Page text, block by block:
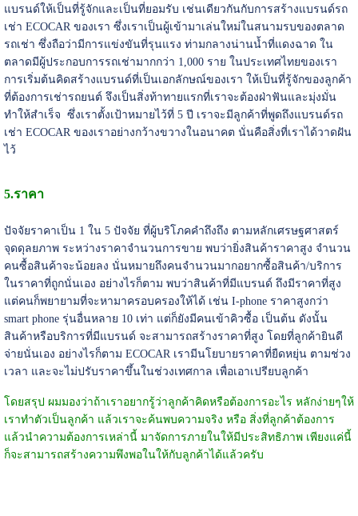
แบรนด์ให้เป็นที่รู้จักและเป็นที่ยอมรับ เช่นเดียวกันกับการสร้างแบรนด์รถ
เช่า ECOCAR ของเรา ซึ่งเราเป็นผู้เข้ามาเล่นใหม่ในสนามรบของตลาด
รถเช่า ซึ่งถือว่ามีการแข่งขันที่รุนแรง ท่ามกลางน่านน้ำที่แดงฉาด ใน
ตลาดมีผู้ประกอบการรถเช่ามากกว่า 1,000 ราย ในประเทศไทยของเรา
การเริ่มต้นคิดสร้างแบรนด์ที่เป็นเอกลักษณ์ของเรา ให้เป็นที่รู้จักของลูกค้า
ที่ต้องการเช่ารถยนต์ จึงเป็นสิ่งท้าทายแรกที่เราจะต้องฝ่าฟันและมุ่งมั่น
ทำให้สำเร็จ ซึ่งเราตั้งเป้าหมายไว้ที่ 5 ปี เราจะมีลูกค้าที่พูดถึงแบรนด์รถ
เช่า ECOCAR ของเราอย่างกว้างขวางในอนาคต นั่นคือสิ่งที่เราได้วาดฝัน
ไว้
5.ราคา
ปัจจัยราคาเป็น 1 ใน 5 ปัจจัย ที่ผู้บริโภคคำถึงถึง ตามหลักเศรษฐศาสตร์
จุดดุลยภาพ ระหว่างราคาจำนวนการขาย พบว่ายิ่งสินค้าราคาสูง จำนวน
คนซื้อสินค้าจะน้อยลง นั่นหมายถึงคนจำนวนมากอยากซื้อสินค้า/บริการ
ในราคาที่ถูกนั่นเอง อย่างไรก็ตาม พบว่าสินค้าที่มีแบรนด์ ถึงมีราคาที่สูง
แต่คนก็พยายามที่จะหามาครอบครองให้ได้ เช่น I-phone ราคาสูงกว่า
smart phone รุ่นอื่นหลาย 10 เท่า แต่ก็ยังมีคนเข้าคิวซื้อ เป็นต้น ดังนั้น
สินค้าหรือบริการที่มีแบรนด์ จะสามารถสร้างราคาที่สูง โดยที่ลูกค้ายินดี
จ่ายนั่นเอง อย่างไรก็ตาม ECOCAR เรามีนโยบายราคาที่ยืดหยุ่น ตามช่วง
เวลา และจะไม่ปรับราคาขึ้นในช่วงเทศกาล เพื่อเอาเปรียบลูกค้า
โดยสรุป ผมมองว่าถ้าเราอยากรู้ว่าลูกค้าคิดหรือต้องการอะไร หลักง่ายๆให้
เราทำตัวเป็นลูกค้า แล้วเราจะค้นพบความจริง หรือ สิ่งที่ลูกค้าต้องการ
แล้วนำความต้องการเหล่านี้ มาจัดการภายในให้มีประสิทธิภาพ เพียงแค่นี้
ก็จะสามารถสร้างความพึงพอในให้กับลูกค้าได้แล้วครับ